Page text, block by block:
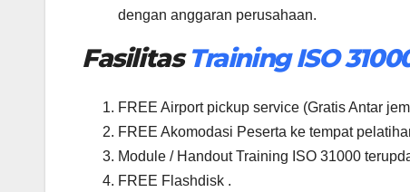
dengan anggaran perusahaan.
FasilitasTraining ISO
FREE Airport pickup service (Gratis Antar
FREE Akomodasi Peserta ke tempat
Module / Handout Training ISO 31000
FREE Flashdisk .